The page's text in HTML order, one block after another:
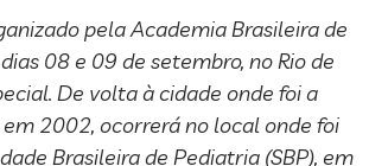
pela Academia Brasileira de
08 e 09 de setembro, no Rio de
De volta à cidade onde foi a
2002, ocorrerá no local onde foi
Brasileira de Pediatria (SBP), em